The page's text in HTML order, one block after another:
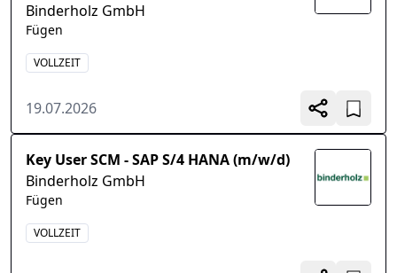
Binderholz GmbH
Fügen
VOLLZEIT
19.07.2026
Key User SCM - SAP S/4 HANA (m/w/d)
Binderholz GmbH
Fügen
VOLLZEIT